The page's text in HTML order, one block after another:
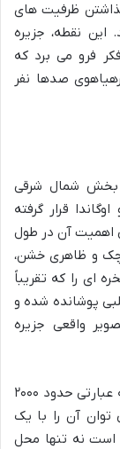
ظرفیت های
نقطه، جزیره
فرو می برد که
صدها نفر
بخش شمال شرقی
قرار گرفته
اهمیت آن در طول
و ظاهری خشن،
ای را که تقریباً
پوشانده شده و
واقعی جزیره
مساحت این جزیره چیزی حدود ۰.۴۹ هکتار یا به عبارتی حدود ۲۰۰۰
آن را با یک
است نه تنها محل